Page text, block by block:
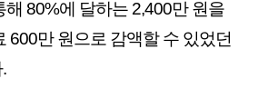
해 80%에 달하는 2,400만 원을
600만 원으로 감액할 수 있었던